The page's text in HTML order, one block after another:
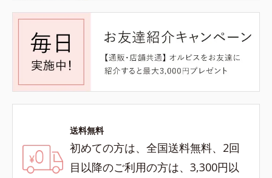
送料無料
初めての方は、全国送料無料、2回
目以降のご利用の方は、3,300円以